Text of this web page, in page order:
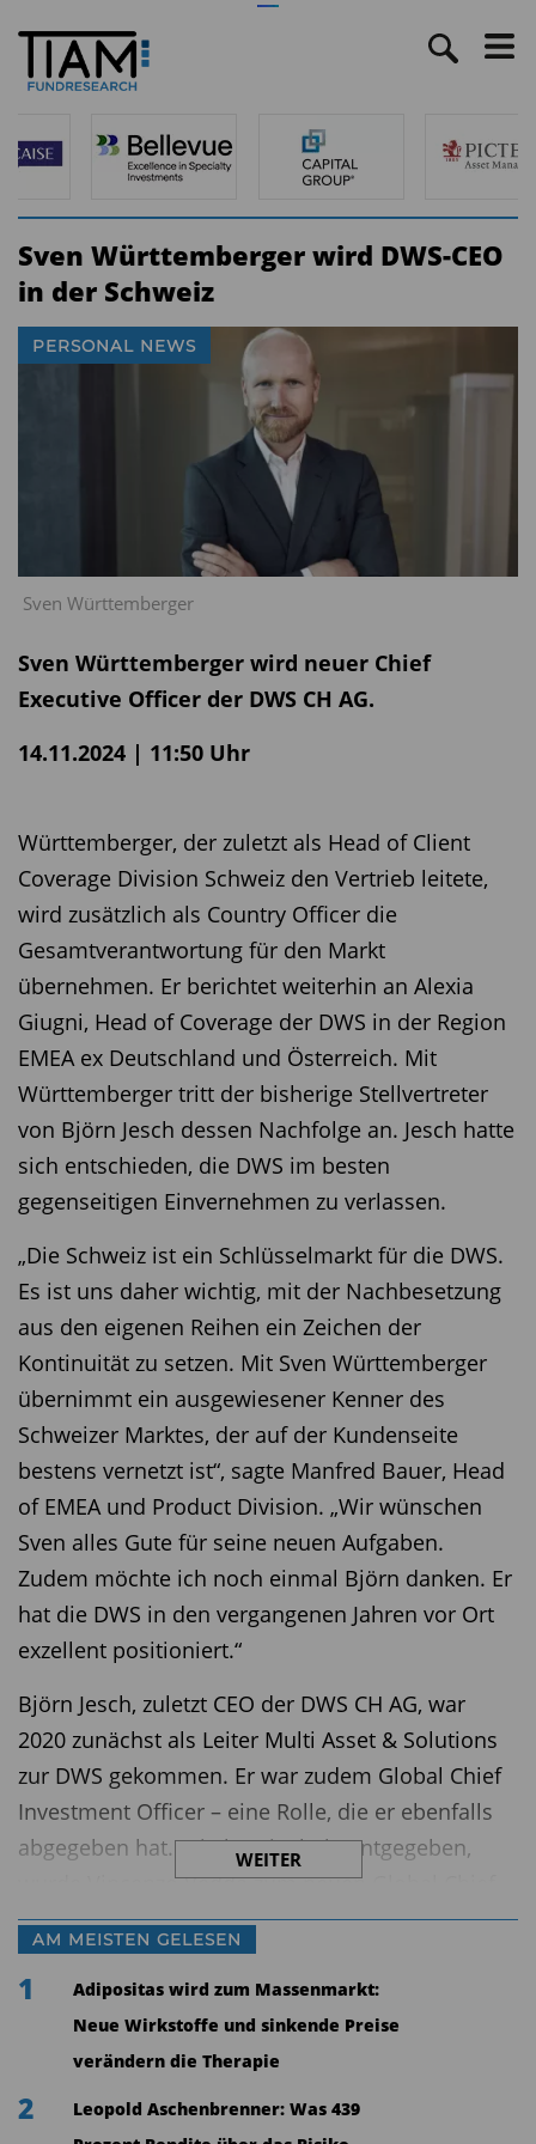
Sven Württemberger wird DWS-CEO
in der Schweiz
Sven Württemberger
PERSONAL NEWS
Sven Württemberger wird neuer Chief
Executive Officer der DWS CH AG.
14.11.2024 | 11:50 Uhr
Württemberger, der zuletzt als Head of Client
Coverage Division Schweiz den Vertrieb leitete,
wird zusätzlich als Country Officer die
Gesamtverantwortung für den Markt
übernehmen. Er berichtet weiterhin an Alexia
Giugni, Head of Coverage der DWS in der Region
EMEA ex Deutschland und Österreich. Mit
Württemberger tritt der bisherige Stellvertreter
von Björn Jesch dessen Nachfolge an. Jesch hatte
sich entschieden, die DWS im besten
gegenseitigen Einvernehmen zu verlassen.
„Die Schweiz ist ein Schlüsselmarkt für die DWS.
Es ist uns daher wichtig, mit der Nachbesetzung
aus den eigenen Reihen ein Zeichen der
Kontinuität zu setzen. Mit Sven Württemberger
übernimmt ein ausgewiesener Kenner des
Schweizer Marktes, der auf der Kundenseite
bestens vernetzt ist“, sagte Manfred Bauer, Head
of EMEA und Product Division. „Wir wünschen
Sven alles Gute für seine neuen Aufgaben.
Zudem möchte ich noch einmal Björn danken. Er
hat die DWS in den vergangenen Jahren vor Ort
exzellent positioniert.“
Björn Jesch, zuletzt CEO der DWS CH AG, war
2020 zunächst als Leiter Multi Asset & Solutions
zur DWS gekommen. Er war zudem Global Chief
Investment Officer – eine Rolle, die er ebenfalls
abgegeben hat. Wie bereits bekanntgegeben,
wurde Vincenzo Vedda zum neuen Global Chief
Investment Officer ernannt..
Sven Württemberger ist bereits seit Februar 2023
alternativen Anlagelösungen für institutionelle
WEITER
AM MEISTEN GELESEN
1
Adipositas wird zum Massenmarkt:
Neue Wirkstoffe und sinkende Preise
verändern die Therapie
2
Leopold Aschenbrenner: Was 439